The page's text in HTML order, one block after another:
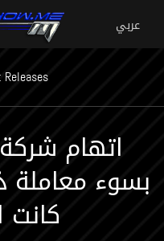
اتهام
بسوء معاملة
كانت